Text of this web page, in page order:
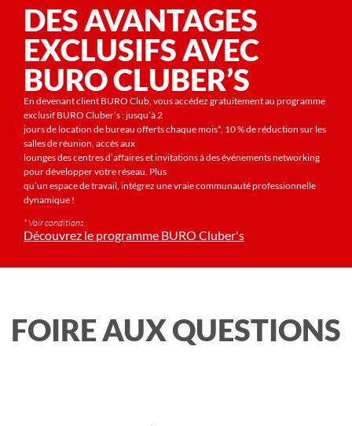
DES AVANTAGES
EXCLUSIFS AVEC
BURO CLUBER’S
En devenant client BURO Club, vous accédez gratuitement au programme
exclusif BURO Cluber’s : jusqu’à 2
jours de location de bureau offerts chaque mois*, 10 % de réduction sur les
salles de réunion, accès aux
lounges des centres d’affaires et invitations à des événements networking
pour développer votre réseau. Plus
qu’un espace de travail, intégrez une vraie communauté professionnelle
dynamique !
* Voir conditions
Découvrez le programme BURO Cluber's
FOIRE AUX QUESTIONS